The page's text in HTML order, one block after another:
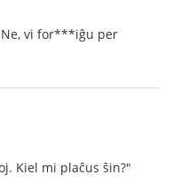
vi for***iĝu per
Kiel mi plaĉus ŝin?"